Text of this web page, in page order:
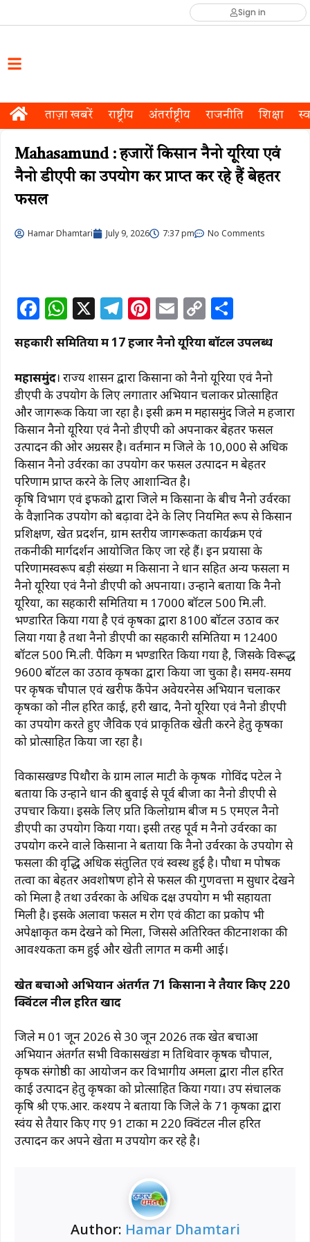
Sign in
ताज़ा खबरें राष्ट्रीय अंतर्राष्ट्रीय राजनीति शिक्षा
Mahasamund : हजारों किसान नैनो यूरिया एवं
नैनो डीएपी का उपयोग कर प्राप्त कर रहे हैं बेहतर
फसल
Hamar Dhamtari July 9, 2026 7:37 pm No Comments
F
a
c
e
b
o
o
k
W
h
at
s
A
p
p
X T
el
e
g
ra
m
Pi
n
te
re
st
E
m
ai
l
C
o
p
y
Li
n
k
ar
e
सहकारी समितियों में 17 हजार नैनो यूरिया बाॅटल उपलब्ध
महासमुंद। राज्य शासन द्वारा किसानों को नैनो यूरिया एवं नैनो
डीएपी के उपयोग के लिए लगातार अभियान चलाकर प्रोत्साहित
और जागरूक किया जा रहा है। इसी क्रम में महासमुंद जिले में हजारों
किसान नैनो यूरिया एवं नैनो डीएपी को अपनाकर बेहतर फसल
उत्पादन की ओर अग्रसर है। वर्तमान में जिले के 10,000 से अधिक
किसान नैनो उर्वरकों का उपयोग कर फसल उत्पादन में बेहतर
परिणाम प्राप्त करने के लिए आशान्वित है।
कृषि विभाग एवं इफको द्वारा जिले में किसानों के बीच नैनो उर्वरकों
के वैज्ञानिक उपयोग को बढ़ावा देने के लिए नियमित रूप से किसान
प्रशिक्षण, खेत प्रदर्शन, ग्राम स्तरीय जागरूकता कार्यक्रम एवं
तकनीकी मार्गदर्शन आयोजित किए जा रहे हैं। इन प्रयासों के
परिणामस्वरूप बड़ी संख्या में किसानों ने धान सहित अन्य फसलों में
नैनो यूरिया एवं नैनो डीएपी को अपनाया। उन्होंने बताया कि नैनो
यूरिया, का सहकारी समितियों में 17000 बॉटल 500 मि.ली.
भण्डारित किया गया है एवं कृषकों द्वारा 8100 बॉटल उठाव कर
लिया गया है तथा नैनो डीएपी का सहकारी समितियों में 12400
बॉटल 500 मि.ली. पैकिग में भण्डारित किया गया है, जिसके विरूद्ध
9600 बॉटल का उठाव कृषकों द्वारा किया जा चुका है। समय-समय
पर कृषक चौपाल एवं खरीफ कैंपेन अवेयरनेस अभियान चलाकर
कृषकों को नील हरित काई, हरी खाद, नैनो यूरिया एवं नैनो डीएपी
का उपयोग करते हुए जैविक एवं प्राकृतिक खेती करने हेतु कृषकों
को प्रोत्साहित किया जा रहा है।
विकासखण्ड पिथौरा के ग्राम लाल माटी के कृषक गोविंद पटेल ने
बताया कि उन्होंने धान की बुवाई से पूर्व बीजों का नैनो डीएपी से
उपचार किया। इसके लिए प्रति किलोग्राम बीज में 5 एमएल नैनो
डीएपी का उपयोग किया गया। इसी तरह पूर्व में नैनो उर्वरकों का
उपयोग करने वाले किसानों ने बताया कि नैनो उर्वरकों के उपयोग से
फसलों की वृद्धि अधिक संतुलित एवं स्वस्थ हुई है। पौधों में पोषक
तत्वों का बेहतर अवशोषण होने से फसल की गुणवत्ता में सुधार देखने
को मिला है तथा उर्वरकों के अधिक दक्ष उपयोग में भी सहायता
मिली है। इसके अलावा फसल में रोग एवं कीटों का प्रकोप भी
अपेक्षाकृत कम देखने को मिला, जिससे अतिरिक्त कीटनाशकों की
आवश्यकता कम हुई और खेती लागत में कमी आई।
खेत बचाओ अभियान अंतर्गत 71 किसानों ने तैयार किए 220
क्विंटल नील हरित खाद
जिले में 01 जून 2026 से 30 जून 2026 तक खेत बचाओं
अभियान अंतर्गत सभी विकासखंडों में तिथिवार कृषक चौपाल,
कृषक संगोष्ठी का आयोजन कर विभागीय अमलों द्वारा नील हरित
काई उत्पादन हेतु कृषकों को प्रोत्साहित किया गया। उप संचालक
कृषि श्री एफ.आर. कश्यप ने बताया कि जिले के 71 कृषकों द्वारा
स्वंय से तैयार किए गए 91 टाकों में 220 क्विंटल नील हरित
उत्पादन कर अपने खेतों में उपयोग कर रहे है।
Author: Hamar Dhamtari